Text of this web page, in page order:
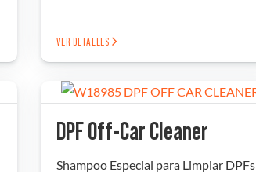
VER DETALLES
DPF Off-Car Cleaner
Shampoo Especial para Limpiar DPFs